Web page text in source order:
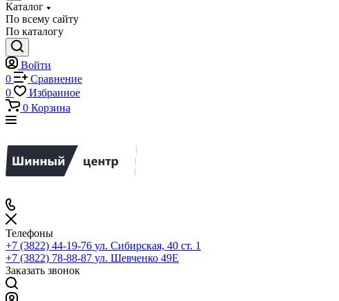
Каталог
По всему сайту
По каталогу
Войти
0
Сравнение
0
Избранное
0 Корзина
Телефоны
+7 (3822) 44-19-76 ул. Сибирская, 40 ст. 1
+7 (3822) 78-88-87 ул. Шевченко 49Е
Заказать звонок